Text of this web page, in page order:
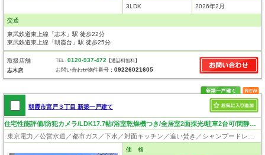
3LDK 2026年2月
交通
東武鉄道東上線「志木」駅 徒歩22分
東武鉄道東上線「朝霞台」駅 徒歩25分
取扱店舗
志木店
TEL :0120-937-472 【通話料無料】
お問い合わせ物件番号：09226021605
朝霞市宮戸３丁目 新築一戸建て
住宅性能評価/防犯カメラ/LDK17.7帖/浴室乾燥機つき/全居室2面採光/駐車2台可/閑静な住宅地
価 格